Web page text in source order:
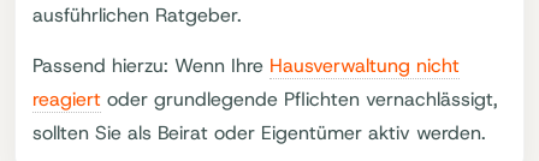
ausführlichen Ratgeber.
Passend hierzu: Wenn Ihre Hausverwaltung nicht
reagiert oder grundlegende Pflichten vernachlässigt,
sollten Sie als Beirat oder Eigentümer aktiv werden.